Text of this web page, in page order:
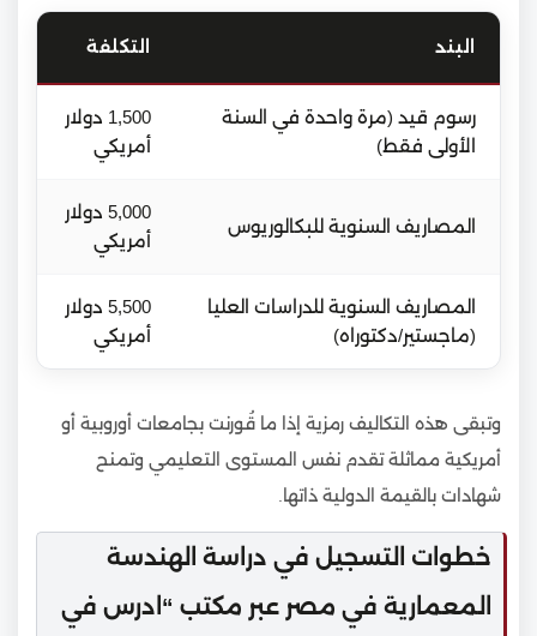
البند التكلفة
رسوم قيد (مرة واحدة في السنة
الأولى فقط)
1,500 دولار
أمريكي
المصاريف السنوية للبكالوريوس
5,000 دولار
أمريكي
المصاريف السنوية للدراسات العليا
(ماجستير/دكتوراه)
5,500 دولار
أمريكي
وتبقى هذه التكاليف رمزية إذا ما قُورنت بجامعات أوروبية أو
أمريكية مماثلة تقدم نفس المستوى التعليمي وتمنح
شهادات بالقيمة الدولية ذاتها.
خطوات التسجيل في دراسة الهندسة
المعمارية في مصر عبر مكتب “ادرس في